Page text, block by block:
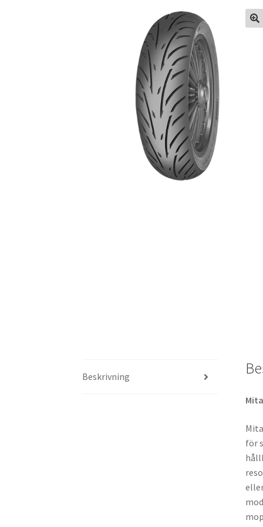
Beskrivning
för